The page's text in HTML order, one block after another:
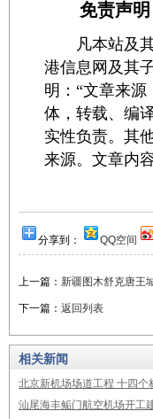
免责声明
凡本站及其
港信息网及其
明：“文章来
体，转载、编
实性负责。其
来源。文章内
分享到： QQ空间
上一篇： 新疆图木舒克唐王
下一篇： 返回列表
相关新闻
北京新机场场道工程 十四个
汕尾海丰鲘门航空机场开工